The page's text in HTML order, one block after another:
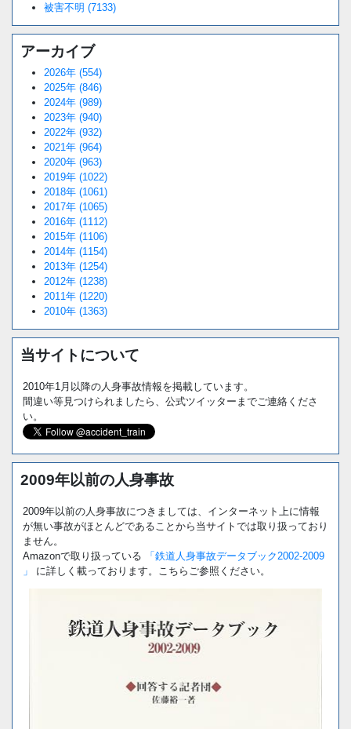
被害不明 (7133)
アーカイブ
2026年 (554)
2025年 (846)
2024年 (989)
2023年 (940)
2022年 (932)
2021年 (964)
2020年 (963)
2019年 (1022)
2018年 (1061)
2017年 (1065)
2016年 (1112)
2015年 (1106)
2014年 (1154)
2013年 (1254)
2012年 (1238)
2011年 (1220)
2010年 (1363)
当サイトについて
2010年1月以降の人身事故情報を掲載しています。
間違い等見つけられましたら、公式ツイッターまでご連絡くださ
い。
2009年以前の人身事故
2009年以前の人身事故につきましては、インターネット上に情報
が無い事故がほとんどであることから当サイトでは取り扱っており
ません。
Amazonで取り扱っている
「鉄道人身事故データブック2002-2009
」
に詳しく載っております。こちらご参照ください。